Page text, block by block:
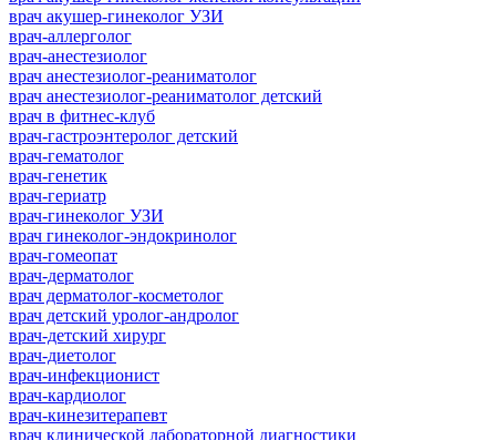
врач акушер-гинеколог УЗИ
врач-аллерголог
врач-анестезиолог
врач анестезиолог-реаниматолог
врач анестезиолог-реаниматолог детский
врач в фитнес-клуб
врач-гастроэнтеролог детский
врач-гематолог
врач-генетик
врач-гериатр
врач-гинеколог УЗИ
врач гинеколог-эндокринолог
врач-гомеопат
врач-дерматолог
врач дерматолог-косметолог
врач детский уролог-андролог
врач-детский хирург
врач-диетолог
врач-инфекционист
врач-кардиолог
врач-кинезитерапевт
врач клинической лабораторной диагностики